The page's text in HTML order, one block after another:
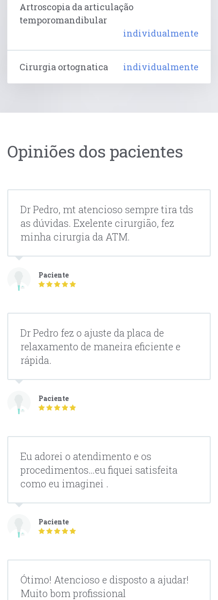
Artroscopia da articulação
temporomandibular
individualmente
Cirurgia ortognatica individualmente
Opiniões dos pacientes
Dr Pedro, mt atencioso sempre tira tds
as dúvidas. Exelente cirurgião, fez
minha cirurgia da ATM.
Paciente
Dr Pedro fez o ajuste da placa de
relaxamento de maneira eficiente e
rápida.
Paciente
Eu adorei o atendimento e os
procedimentos…eu fiquei satisfeita
como eu imaginei .
Paciente
Ótimo! Atencioso e disposto a ajudar!
Muito bom profissional